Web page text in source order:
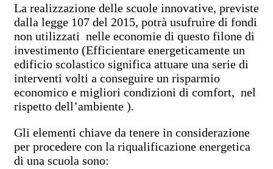
La realizzazione delle scuole innovative, previste
dalla legge 107 del 2015, potrà usufruire di fondi
non utilizzati nelle economie di questo filone di
investimento (Efficientare energeticamente un
edificio scolastico significa attuare una serie di
interventi volti a conseguire un risparmio
economico e migliori condizioni di comfort, nel
rispetto dell’ambiente ).
Gli elementi chiave da tenere in considerazione
per procedere con la riqualificazione energetica
di una scuola sono: